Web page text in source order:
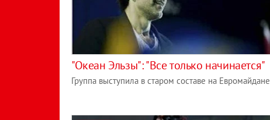
"Океан Эльзы": "Все только начинается"
Группа выступила в старом составе на Евромайдане